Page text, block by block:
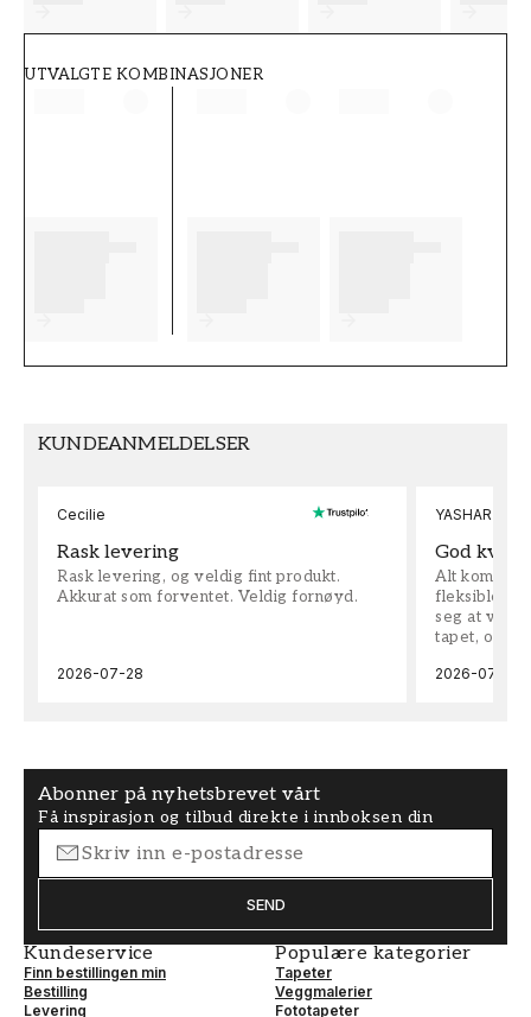
UTVALGTE KOMBINASJONER
KUNDEANMELDELSER
Cecilie
Rask levering
Rask levering, og veldig fint produkt.
Akkurat som forventet. Veldig fornøyd.
2026-07-28
YASHAR
God
Alt kom
fleksible på
seg at vi
tapet, og
2026-07-04
Abonner på nyhetsbrevet vårt
Få inspirasjon og tilbud direkte i innboksen din
SEND
Kundeservice
Finn bestillingen min
Bestilling
Levering
Populære kategorier
Tapeter
Veggmalerier
Fototapeter